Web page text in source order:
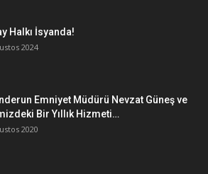
Halkı İsyanda!
2024
Emniyet Müdürü Nevzat Güneş ve
Bir Yıllık Hizmeti…
2020